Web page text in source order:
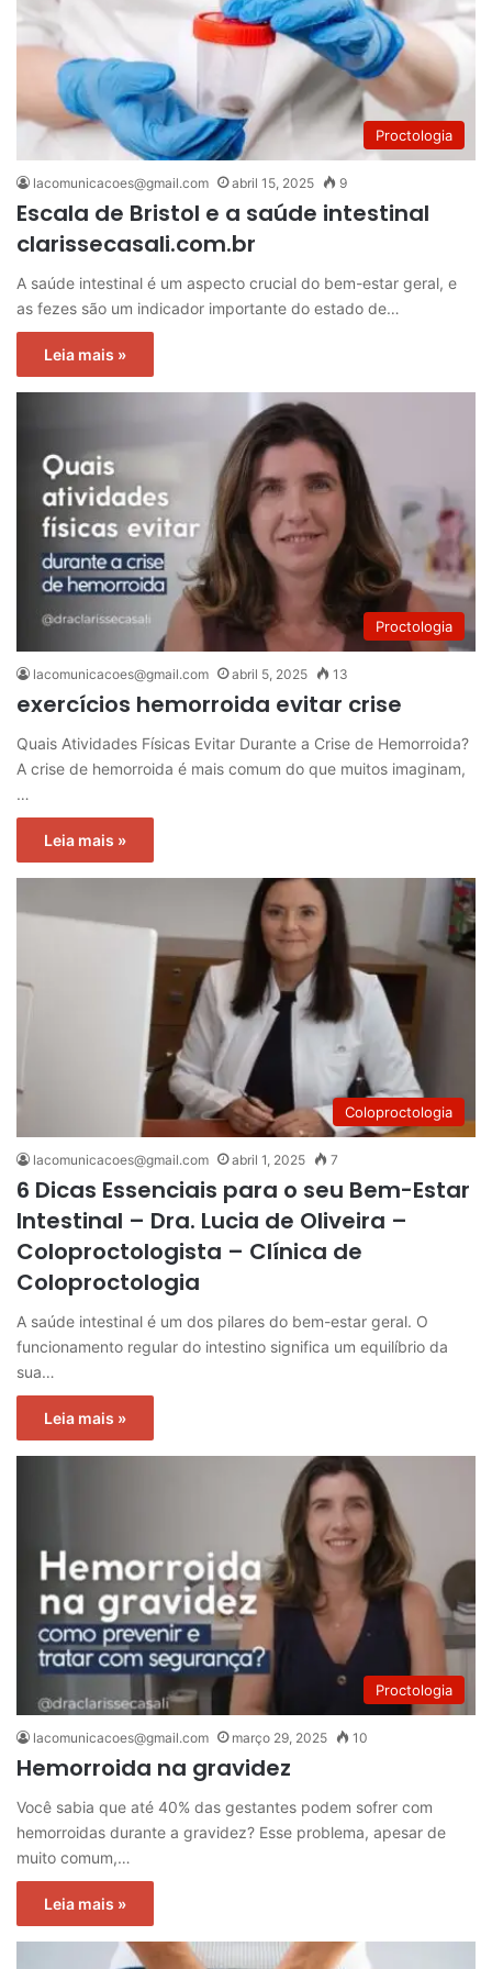
Proctologia
lacomunicacoes@gmail.com abril 15, 2025 9
Escala de Bristol e a saúde intestinal
clarissecasali.com.br
A saúde intestinal é um aspecto crucial do bem-estar geral, e
as fezes são um indicador importante do estado de…
Leia mais »
Proctologia
lacomunicacoes@gmail.com abril 5, 2025 13
exercícios hemorroida evitar crise
Quais Atividades Físicas Evitar Durante a Crise de Hemorroida?
A crise de hemorroida é mais comum do que muitos imaginam,
…
Leia mais »
Coloproctologia
lacomunicacoes@gmail.com abril 1, 2025 7
6 Dicas Essenciais para o seu Bem-Estar
Intestinal – Dra. Lucia de Oliveira –
Coloproctologista – Clínica de
Coloproctologia
A saúde intestinal é um dos pilares do bem-estar geral. O
funcionamento regular do intestino significa um equilíbrio da
sua…
Leia mais »
Proctologia
lacomunicacoes@gmail.com março 29, 2025 10
Hemorroida na gravidez
Você sabia que até 40% das gestantes podem sofrer com
hemorroidas durante a gravidez? Esse problema, apesar de
muito comum,…
Leia mais »